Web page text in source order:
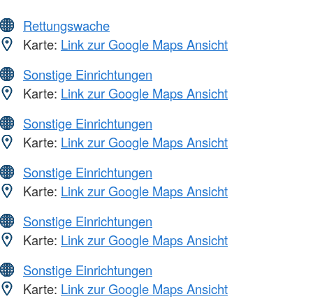
Rettungswache
Karte: Link zur Google Maps Ansicht
Sonstige Einrichtungen
Karte: Link zur Google Maps Ansicht
Sonstige Einrichtungen
Karte: Link zur Google Maps Ansicht
Sonstige Einrichtungen
Karte: Link zur Google Maps Ansicht
Sonstige Einrichtungen
Karte: Link zur Google Maps Ansicht
Sonstige Einrichtungen
Karte: Link zur Google Maps Ansicht